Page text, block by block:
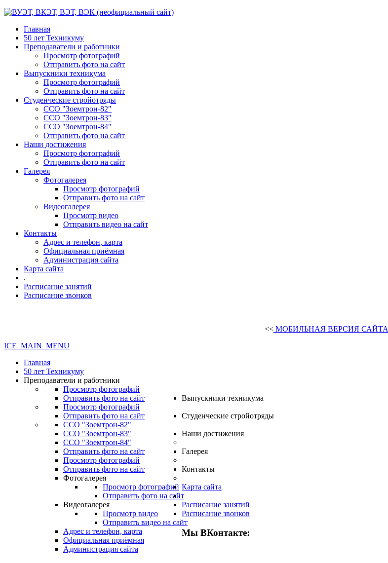
Главная
50 лет Техникуму
Преподаватели и работники
Просмотр фотографий
Отправить фото на сайт
Выпускники техникума
Просмотр фотографий
Отправить фото на сайт
Студенческие стройотряды
ССО "Зоемтрон-82"
ССО "Зоемтрон-83"
ССО "Зоемтрон-84"
Отправить фото на сайт
Наши достижения
Просмотр фотографий
Отправить фото на сайт
Галерея
Фотогалерея
Просмотр фотографий
Отправить фото на сайт
Видеогалерея
Просмотр видео
Отправить видео на сайт
Контакты
Адрес и телефон, карта
Официальная приёмная
Администрация сайта
Карта сайта
.
Расписание занятий
Расписание звонков
<<МОБИЛЬНАЯ ВЕРСИЯ САЙТА
ICE_MAIN_MENU
Главная
50 лет Техникуму
Преподаватели и работники
Просмотр фотографий
Отправить фото на сайт
Выпускники техникума
Просмотр фотографий
Отправить фото на сайт
Студенческие стройотряды
ССО "Зоемтрон-82"
ССО "Зоемтрон-83"
ССО "Зоемтрон-84"
Отправить фото на сайт
Наши достижения
Просмотр фотографий
Отправить фото на сайт
Галерея
Фотогалерея
Просмотр фотографий
Отправить фото на сайт
Видеогалерея
Просмотр видео
Отправить видео на сайт
Контакты
Адрес и телефон, карта
Официальная приёмная
Администрация сайта
Карта сайта
.
Расписание занятий
Расписание звонков
Мы ВКонтакте: